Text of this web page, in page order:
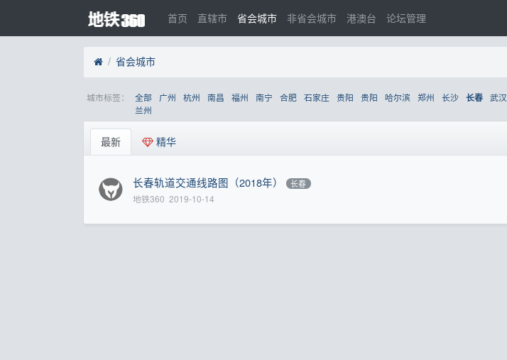
首页 直辖市 省会城市 非省会城市 港澳台 论坛管理
省会城市
城市标签： 全部 广州 杭州 南昌 福州 南宁 合肥 石家庄 贵阳 贵阳 哈尔滨 郑州 长沙 长春 武汉
兰州
最新 精华
长春轨道交通线路图（2018年） 长春
地铁360 2019-10-14